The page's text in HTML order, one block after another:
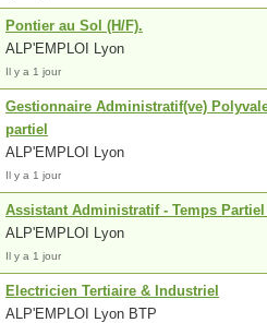
Pontier au Sol (H/F).
ALP'EMPLOI Lyon
Il y a 1 jour
Gestionnaire Administratif(ve)
partiel
ALP'EMPLOI Lyon
Il y a 1 jour
Assistant Administratif - Temps Partiel
ALP'EMPLOI Lyon
Il y a 1 jour
Electricien Tertiaire & Industriel
ALP'EMPLOI Lyon BTP